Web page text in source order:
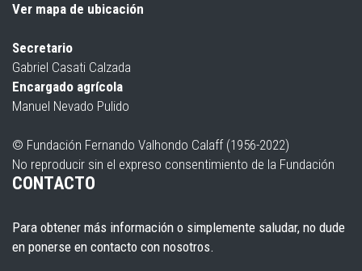
Ver mapa de ubicación
Secretario
Gabriel Casati Calzada
Encargado agrícola
Manuel Nevado Pulido
© Fundación Fernando Valhondo Calaff (1956-2022)
No reproducir sin el expreso consentimiento de la Fundación
CONTACTO
Para obtener más información o simplemente saludar, no dude
en ponerse en contacto con nosotros.